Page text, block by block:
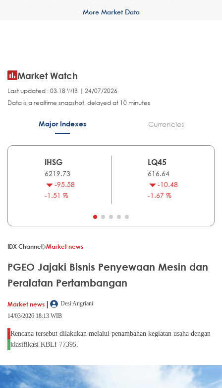
More Market Data
Market Watch
Last updated : 03.18 WIB | 24/07/2026
Data is a realtime snapshot, delayed at 10 minutes
Major Indexes Currencies
IHSG
6219.73
-95.58
-1.51 %
LQ45
616.64
-10.48
-1.67 %
IDX Channel Market news
PGEO Jajaki Bisnis Penyewaan Mesin dan
Peralatan Pertambangan
Market news |
Desi Angriani
14/03/2026 18:13 WIB
Rencana tersebut dilakukan melalui penambahan kegiatan usaha dengan
klasifikasi KBLI 77395.